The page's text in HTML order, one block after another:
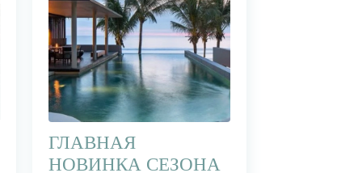
ГЛАВНАЯ
НОВИНКА СЕЗОНА